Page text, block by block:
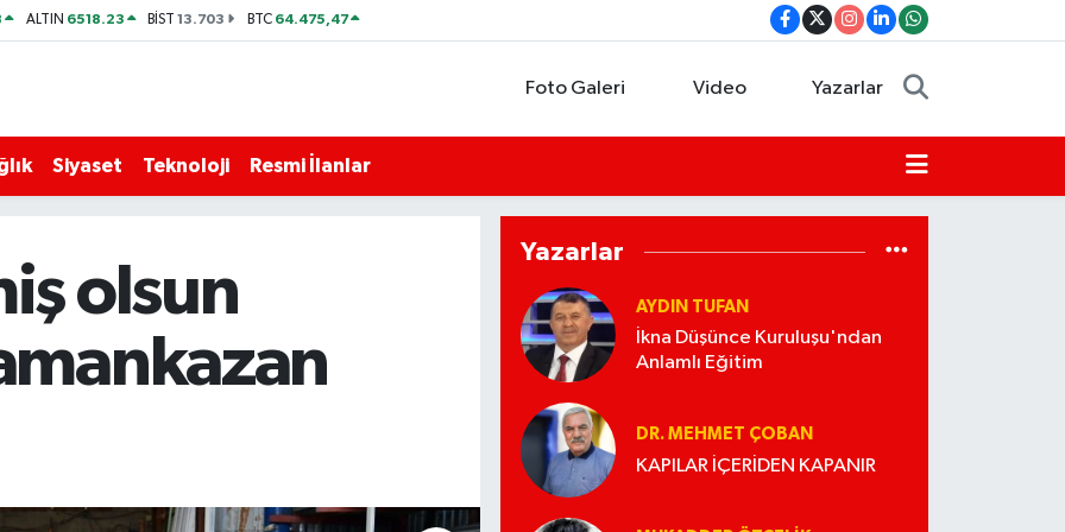
ALTIN 6518.23 BİST13.703 BTC 64.475,47
Foto Galeri Video Yazarlar
Siyaset Teknoloji Resmi İlanlar
olsun
Yazarlar
AYDIN TUFAN
İkna Düşünce Kuruluşu'ndan
Anlamlı Eğitim
DR. MEHMET ÇOBAN
KAPILAR İÇERİDEN KAPANIR